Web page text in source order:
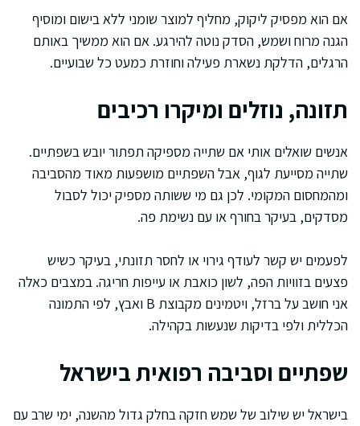
אם הוא מפסיק ליקוק, מחליף למוצר שומני ללא בישום ומוסיף
הגנה מרוח ושמש, הסדק נוטה להירגע. אם הוא ממשיך באותם
הרגלים, הדלקת נשארת פעילה וחוזרת כמעט כל שבועיים.
תזונה, נוזלים ומיקרו רכיבים
אנשים שואלים אותי אם שתייה מספיקה תפתור יובש בשפתיים.
שתייה מסייעת לגוף, אבל השפתיים מושפעות מאוד מהסביבה
ומהמחסום המקומי. לכן גם מי ששותה מספיק יכול לסבול
מסדקים, בעיקר בחורף או עם נשימת פה.
לפעמים יש קשר לעודף גירוי או לחסר תזונתי, בעיקר כשיש
פצעים בזוויות הפה, לשון כואבת או עייפות חריגה. במצבים כאלה
אני חושב על ברזל, ויטמינים מקבוצת B ואבץ, לפי התמונה
הכללית ולפי בדיקות שנעשות בקהילה.
שפתיים וסביבה רפואית בישראל
בישראל יש שילוב של שמש חזקה בחלק גדול מהשנה, ימי שרב עם